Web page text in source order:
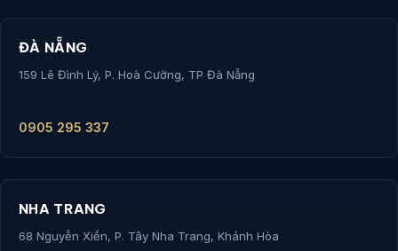
ĐÀ NẴNG
159 Lê Đình Lý, P. Hoà Cường, TP Đà Nẵng
0905 295 337
NHA TRANG
68 Nguyễn Xiển, P. Tây Nha Trang, Khánh Hòa